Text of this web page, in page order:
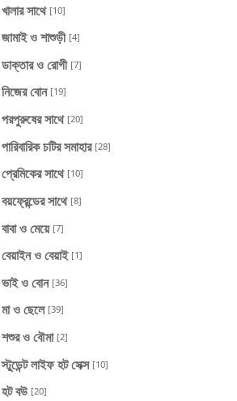
খালার সাথে [10]
জামাই ও শাশুড়ী [4]
ডাক্তার ও রোগী [7]
নিজের বোন [19]
পরপুরুষের সাথে [20]
পারিবারিক চটির সমাহার [28]
প্রেমিকের সাথে [10]
বয়ফ্রেন্ডের সাথে [8]
বাবা ও মেয়ে [7]
বেয়াইন ও বেয়াই [1]
ভাই ও বোন [36]
মা ও ছেলে [39]
শশুর ও বৌমা [2]
স্টুডেন্ট লাইফ হট সেক্স [10]
হট বউ [20]